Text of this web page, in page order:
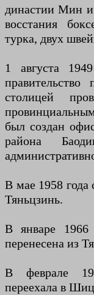
династии Мин
восстания
турка, двух
1 августа
столицей
был создан
района
В мае 1958 года
Тяньцзинь.
В январе 1966
перенесена из
В феврале
переехала в